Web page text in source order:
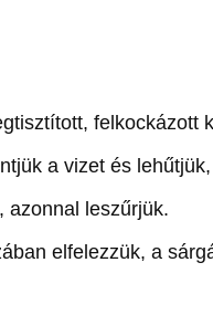
felkockázott
a vizet és
azonnal leszűrjük.
elfelezzük, a